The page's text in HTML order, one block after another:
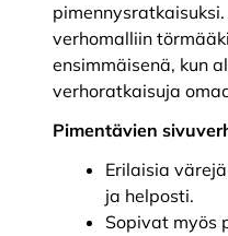
verhomalliin
ensimmäisenä, kun
verhoratkaisuja
Pimentävien
Erilaisia
ja helposti.
Sopivat myös